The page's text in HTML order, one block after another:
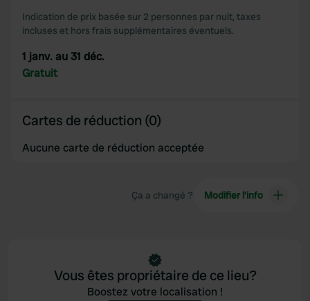
Indication de prix basée sur 2 personnes par nuit, taxes
incluses et hors frais supplémentaires éventuels.
1 janv. au 31 déc.
Gratuit
Cartes de réduction (0)
Aucune carte de réduction acceptée
Ça a changé ? Modifier l’info
Vous êtes propriétaire de ce lieu?
Boostez votre localisation !